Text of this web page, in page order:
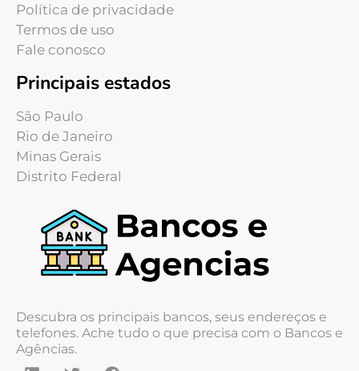
Política de privacidade
Termos de uso
Fale conosco
Principais estados
São Paulo
Rio de Janeiro
Minas Gerais
Distrito Federal
Descubra os principais bancos, seus endereços e
telefones. Ache tudo o que precisa com o Bancos e
Agências.